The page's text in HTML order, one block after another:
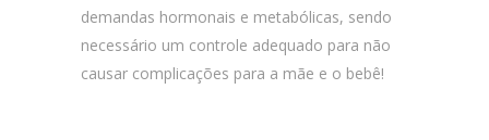
demandas hormonais e metabólicas, sendo
necessário um controle adequado para não
causar complicações para a mãe e o bebê!